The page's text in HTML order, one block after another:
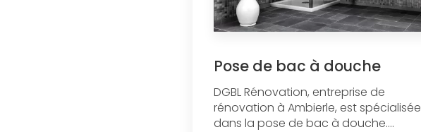
Pose de bac à douche
DGBL Rénovation, entreprise de
rénovation à Ambierle, est spécialisée
dans la pose de bac à douche....